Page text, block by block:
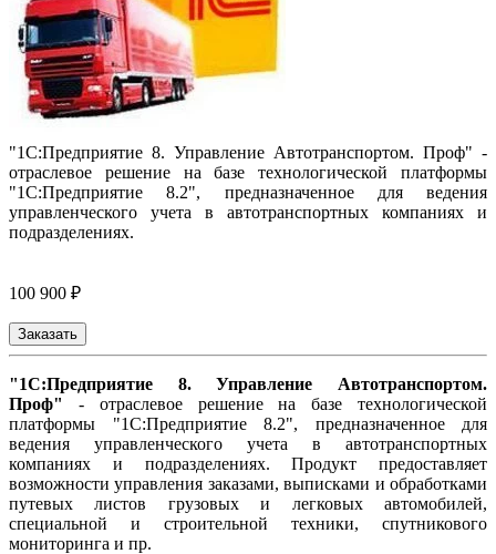
"1С:Предприятие 8. Управление Автотранспортом. Проф" -
отраслевое решение на базе технологической платформы
"1С:Предприятие 8.2", предназначенное для ведения
управленческого учета в автотранспортных компаниях и
подразделениях.
100 900 ₽
Заказать
"1С:Предприятие 8. Управление Автотранспортом.
Проф" - отраслевое решение на базе технологической
платформы "1С:Предприятие 8.2", предназначенное для
ведения управленческого учета в автотранспортных
компаниях и подразделениях. Продукт предоставляет
возможности управления заказами, выписками и обработками
путевых листов грузовых и легковых автомобилей,
специальной и строительной техники, спутникового
мониторинга и пр.